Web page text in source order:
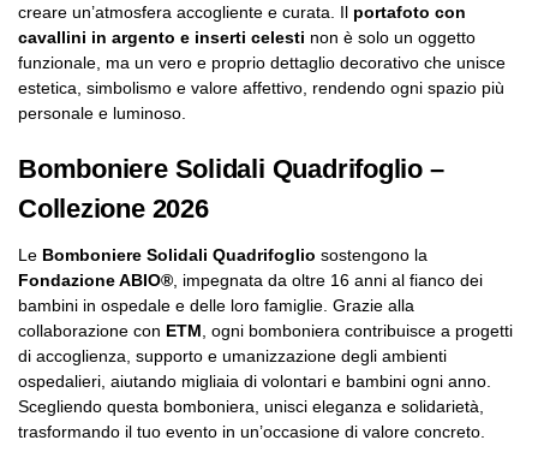
creare un’atmosfera accogliente e curata. Il portafoto con
cavallini in argento e inserti celesti non è solo un oggetto
funzionale, ma un vero e proprio dettaglio decorativo che unisce
estetica, simbolismo e valore affettivo, rendendo ogni spazio più
personale e luminoso.
Bomboniere Solidali Quadrifoglio –
Collezione 2026
Le Bomboniere Solidali Quadrifoglio sostengono la
Fondazione ABIO® , impegnata da oltre 16 anni al fianco dei
bambini in ospedale e delle loro famiglie. Grazie alla
collaborazione con ETM , ogni bomboniera contribuisce a progetti
di accoglienza, supporto e umanizzazione degli ambienti
ospedalieri, aiutando migliaia di volontari e bambini ogni anno.
Scegliendo questa bomboniera, unisci eleganza e solidarietà,
trasformando il tuo evento in un’occasione di valore concreto.